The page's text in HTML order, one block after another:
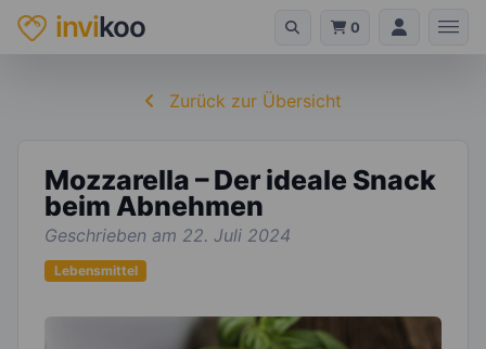
invikoo 0
Zurück zur Übersicht
Mozzarella – Der ideale Snack
beim Abnehmen
Geschrieben am 22. Juli 2024
Lebensmittel